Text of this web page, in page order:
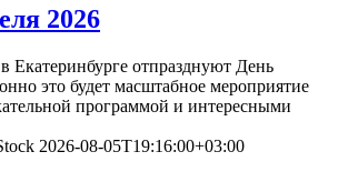
2026
Екатеринбурге отпразднуют День
это будет масштабное мероприятие
программой и интересными
2026-08-05T19:16:00+03:00